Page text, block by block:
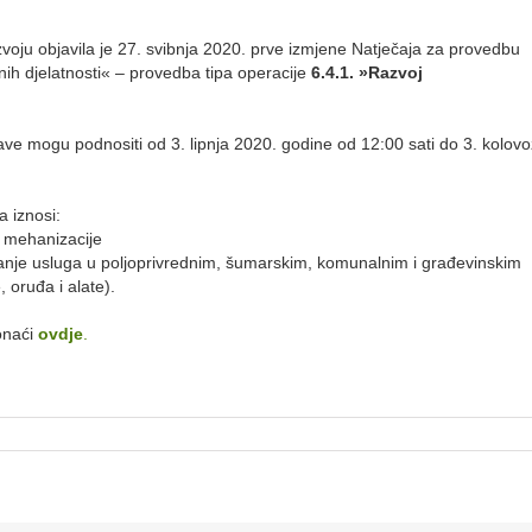
objavila je 27. svibnja 2020. prve izmjene Natječaja za provedbu
djelatnosti« – provedba tipa operacije 6.4.1. »Razvoj
mogu podnositi od 3. lipnja 2020. godine od 12:00 sati do 3.
iznosi:
usluga u poljoprivrednim, šumarskim, komunalnim i građevinskim
oruđa i alate).
ovdje